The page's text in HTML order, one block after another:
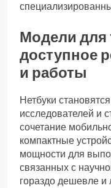
Модели для
доступное
и работы
Нетбуки
исследователей и
сочетание
компактные
мощности для
связанных с
гораздо дешевле и